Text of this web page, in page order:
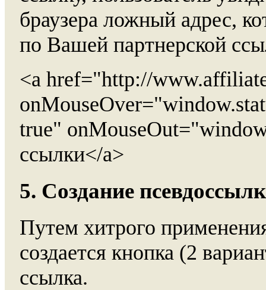
браузера ложный адрес,
по Вашей партнерской
<a href="http://
true"
ссылки</a>
5. Создание
Путем хитрого
создается кнопка (2
ссылка.